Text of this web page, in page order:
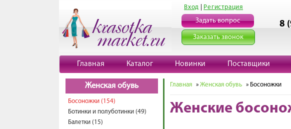
Вход Регистрация
Задать вопрос
Заказать звонок
8
Главная Каталог Новинки Поставщики
Женская обувь
Босоножки (154)
Ботинки и полуботинки (49)
Балетки (15)
Главная » Женская обувь » Босоножки
Женские